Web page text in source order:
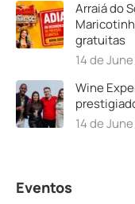
Arraiá do
gratuitas
14 de
Wine
14 de
Eventos